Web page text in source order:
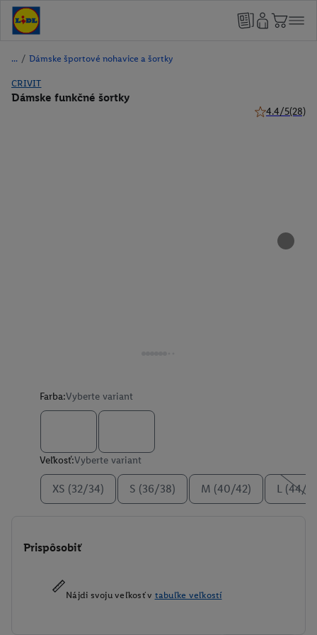
/ Dámske športové nohavice a šortky
CRIVIT
Dámske funkčné šortky
4.4/5(28)
Farba:Vyberte variant
Veľkosť:Vyberte variant
XS (32/34) S (36/38) M (40/42) L (44/
Prispôsobiť
Nájdi svoju veľkosť v tabuľke veľkostí